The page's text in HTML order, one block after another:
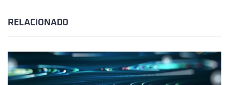
RELACIONADO